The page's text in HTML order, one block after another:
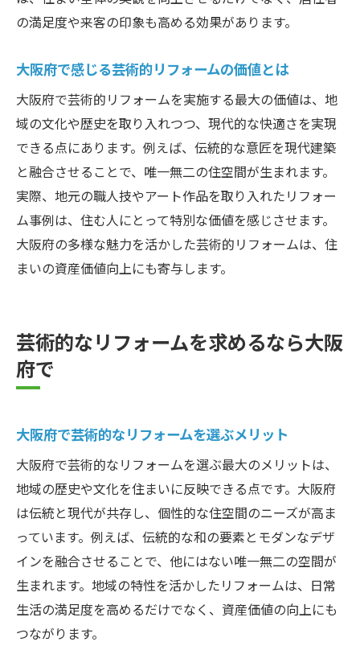
の満足度や来客の印象も高める効果があります。
大阪府で感じる芸術的リフォームの価値とは
大阪府で芸術的リフォームを実施する最大の価値は、地
域の文化や歴史を取り入れつつ、現代的な快適さを実現
できる点にあります。例えば、伝統的な意匠を現代建築
と融合させることで、唯一無二の住空間が生まれます。
実際、地元の職人技やアート作品を取り入れたリフォー
ム事例は、住む人にとって特別な価値を感じさせます。
大阪府の多様な魅力を活かした芸術的リフォームは、住
まいの資産価値向上にも寄与します。
芸術的なリフォームを求めるなら大阪
府で
大阪府で芸術的なリフォームを選ぶメリット
大阪府で芸術的なリフォームを選ぶ最大のメリットは、
地域の歴史や文化を住まいに反映できる点です。大阪府
は伝統と現代が共存し、個性的な住空間のニーズが高ま
っています。例えば、伝統的な和の要素とモダンなデザ
インを融合させることで、他にはない唯一無二の空間が
生まれます。地域の特性を活かしたリフォームは、日常
生活の満足度を高めるだけでなく、資産価値の向上にも
つながります。